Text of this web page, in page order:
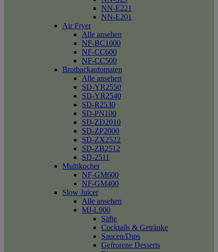
NN-E221
NN-E201
Air Fryer
Alle ansehen
NF-BC1000
NF-CC600
NF-CC500
Brotbackautomaten
Alle ansehen
SD-YR2550
SD-YR2540
SD-R2530
SD-PN100
SD-ZD2010
SD-ZP2000
SD-ZX2522
SD-ZB2512
SD-2511
Multikocher
NF-GM600
NF-GM400
Slow Juicer
Alle ansehen
MJ-L900
Säfte
Cocktails & Getränke
Saucen/Dips
Gefrorene Desserts